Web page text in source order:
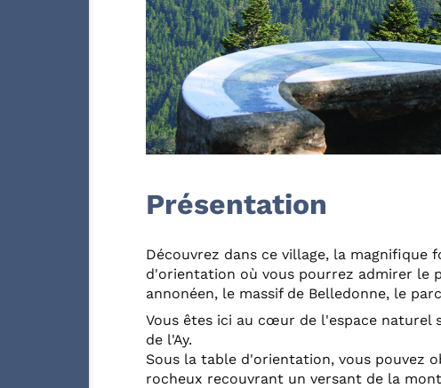
Présentation
Découvrez dans ce village, la magnifique
d'orientation où vous pourrez admirer le
annonéen, le massif de Belledonne, le
Vous êtes ici au cœur de l'espace naturel
de l'Ay.
Sous la table d'orientation, vous pouvez
rocheux recouvrant un versant de la